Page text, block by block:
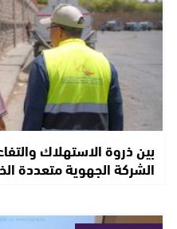
بين ذروة الاستهلاك
الشركة الجهوية متعددة